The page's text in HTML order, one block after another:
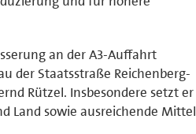
an der A3-Auffahrt
der Staatsstraße Reichenberg-
Rützel. Insbesondere setzt er
Land sowie ausreichende Mittel